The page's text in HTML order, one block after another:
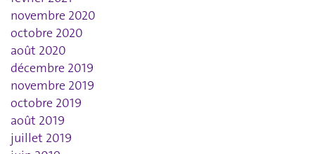
novembre 2020
octobre 2020
août 2020
décembre 2019
novembre 2019
octobre 2019
août 2019
juillet 2019